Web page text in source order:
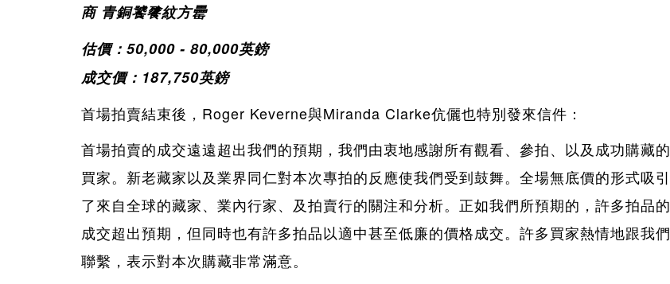
商 青銅饕餮紋方罍
估價： 50,000 - 80,000英鎊
成交價：187,750英鎊
首場拍賣結束後， Roger Keverne與Miranda Clarke伉儷也特別發來信件：
首場拍賣的成交遠遠超出我們的預期，我們由衷地感謝所有觀看、參拍、以及成功購藏的
買家。新老藏家以及業界同仁對本次專拍的反應使我們受到鼓舞。全場無底價的形式吸引
了來自全球的藏家、業內行家、及拍賣行的關注和分析。正如我們所預期的，許多拍品的
成交超出預期，但同時也有許多拍品以適中甚至低廉的價格成交。許多買家熱情地跟我們
聯繫，表示對本次購藏非常滿意。